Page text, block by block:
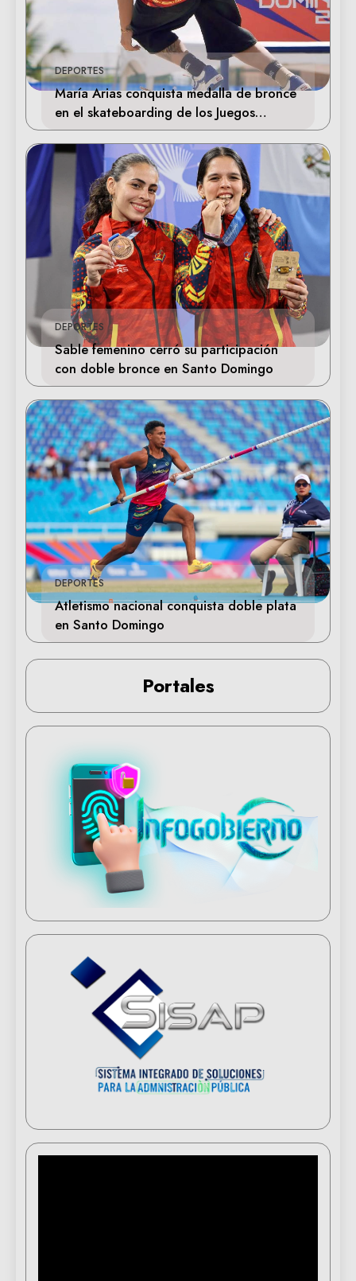
DEPORTES
María Arias conquista medalla de bronce
en el skateboarding de los Juegos
Centroamericanos
DEPORTES
Sable femenino cerró su participación
con doble bronce en Santo Domingo
DEPORTES
Atletismo nacional conquista doble plata
en Santo Domingo
Portales